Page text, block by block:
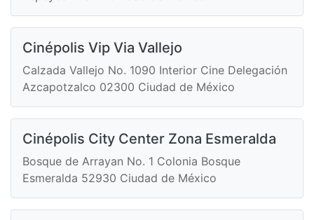
Cinépolis Vip Via Vallejo
Calzada Vallejo No. 1090 Interior Cine Delegación
Azcapotzalco 02300 Ciudad de México
Cinépolis City Center Zona Esmeralda
Bosque de Arrayan No. 1 Colonia Bosque
Esmeralda 52930 Ciudad de México